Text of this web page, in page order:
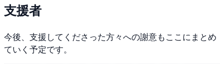
支援者
今後、 支援して くださった方々への謝意も ここに まとめ
ていく 予定です。